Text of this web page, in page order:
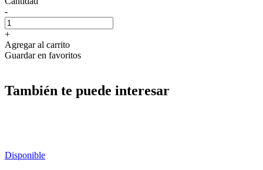
-
+
Agregar al carrito
Guardar en favoritos
También te puede interesar
Disponible